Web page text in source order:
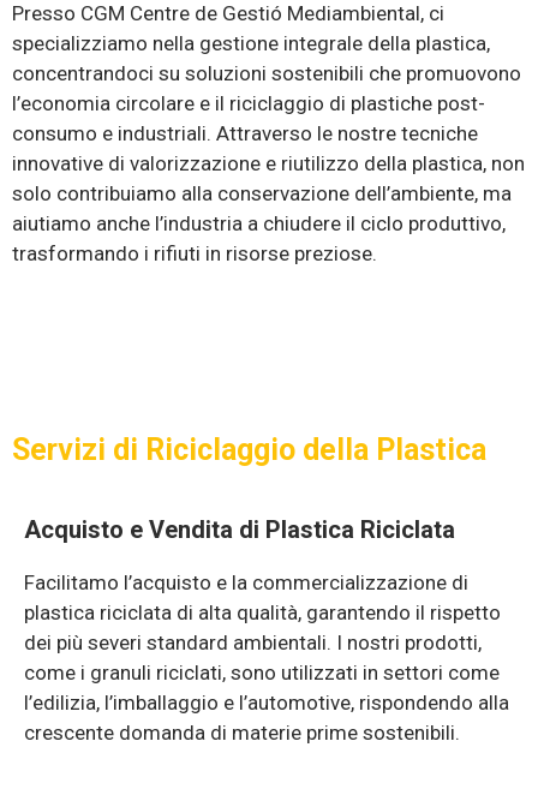
Presso CGM Centre de Gestió Mediambiental, ci
specializziamo nella gestione integrale della plastica,
concentrandoci su soluzioni sostenibili che promuovono
l’economia circolare e il riciclaggio di plastiche post-
consumo e industriali. Attraverso le nostre tecniche
innovative di valorizzazione e riutilizzo della plastica, non
solo contribuiamo alla conservazione dell’ambiente, ma
aiutiamo anche l’industria a chiudere il ciclo produttivo,
trasformando i rifiuti in risorse preziose.
Servizi di Riciclaggio della Plastica
Acquisto e Vendita di Plastica Riciclata
Facilitamo l’acquisto e la commercializzazione di
plastica riciclata di alta qualità, garantendo il rispetto
dei più severi standard ambientali. I nostri prodotti,
come i granuli riciclati, sono utilizzati in settori come
l’edilizia, l’imballaggio e l’automotive, rispondendo alla
crescente domanda di materie prime sostenibili.